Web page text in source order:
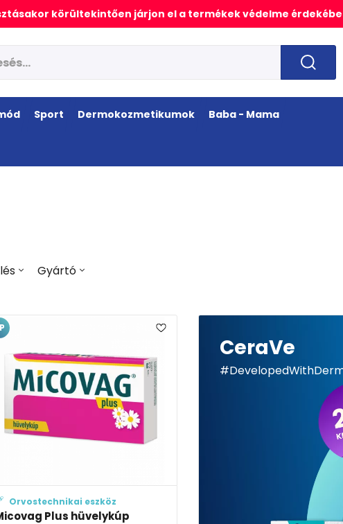
körültekintően járjon el a termékek védelme
Sport Dermokozmetikumok Baba - Mama
Gyártó
Orvostechnikai eszköz
Plus hüvelykúp
CeraVe